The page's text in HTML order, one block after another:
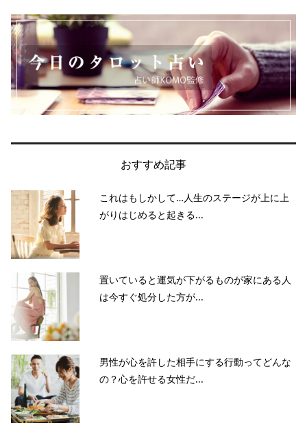
おすすめ記事
これはもしかして…人生のステージが上に上
がりはじめると起きる...
置いていると運気が下がるものが家にある人
は今すぐ処分した方が...
男性が心を許した相手にする行動ってどんな
の？心を許せる女性だ...